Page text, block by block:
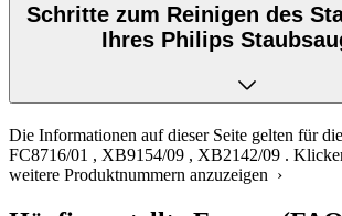
Schritte zum Reinigen des
Ihres Philips
Die Informationen auf dieser Seite gelten für
FC8716/01 , XB9154/09 , XB2142/09 .
weitere Produktnummern anzuzeigen ›